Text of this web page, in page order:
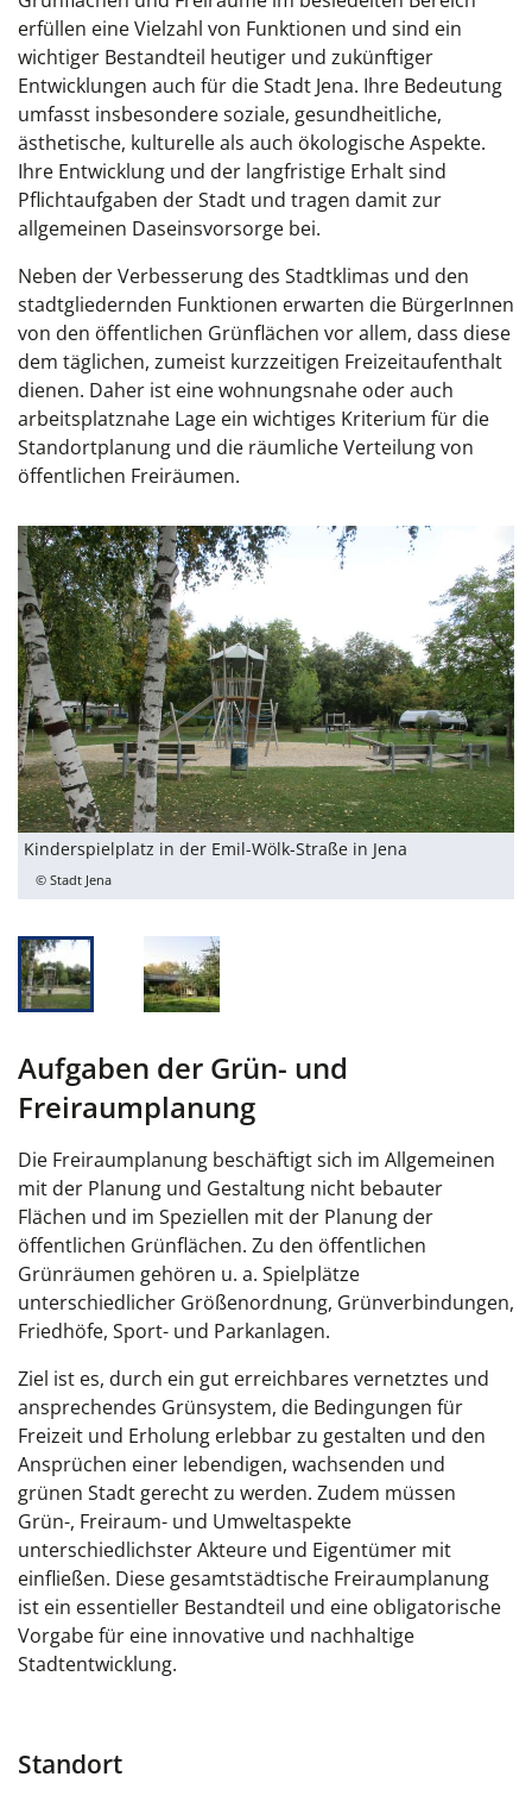
erfüllen eine Vielzahl von Funktionen und sind ein
wichtiger Bestandteil heutiger und zukünftiger
Entwicklungen auch für die Stadt Jena. Ihre Bedeutung
umfasst insbesondere soziale, gesundheitliche,
ästhetische, kulturelle als auch ökologische Aspekte.
Ihre Entwicklung und der langfristige Erhalt sind
Pflichtaufgaben der Stadt und tragen damit zur
allgemeinen Daseinsvorsorge bei.
Neben der Verbesserung des Stadtklimas und den
stadtgliedernden Funktionen erwarten die BürgerInnen
von den öffentlichen Grünflächen vor allem, dass diese
dem täglichen, zumeist kurzzeitigen Freizeitaufenthalt
dienen. Daher ist eine wohnungsnahe oder auch
arbeitsplatznahe Lage ein wichtiges Kriterium für die
Standortplanung und die räumliche Verteilung von
öffentlichen Freiräumen.
Kinderspielplatz in der Emil-Wölk-Straße in Jena
© Stadt Jena
Aufgaben der Grün- und
Freiraumplanung
Die Freiraumplanung beschäftigt sich im Allgemeinen
mit der Planung und Gestaltung nicht bebauter
Flächen und im Speziellen mit der Planung der
öffentlichen Grünflächen. Zu den öffentlichen
Grünräumen gehören u. a. Spielplätze
unterschiedlicher Größenordnung, Grünverbindungen,
Friedhöfe, Sport- und Parkanlagen.
Ziel ist es, durch ein gut erreichbares vernetztes und
ansprechendes Grünsystem, die Bedingungen für
Freizeit und Erholung erlebbar zu gestalten und den
Ansprüchen einer lebendigen, wachsenden und
grünen Stadt gerecht zu werden. Zudem müssen
Grün-, Freiraum- und Umweltaspekte
unterschiedlichster Akteure und Eigentümer mit
einfließen. Diese gesamtstädtische Freiraumplanung
ist ein essentieller Bestandteil und eine obligatorische
Vorgabe für eine innovative und nachhaltige
Stadtentwicklung.
Standort